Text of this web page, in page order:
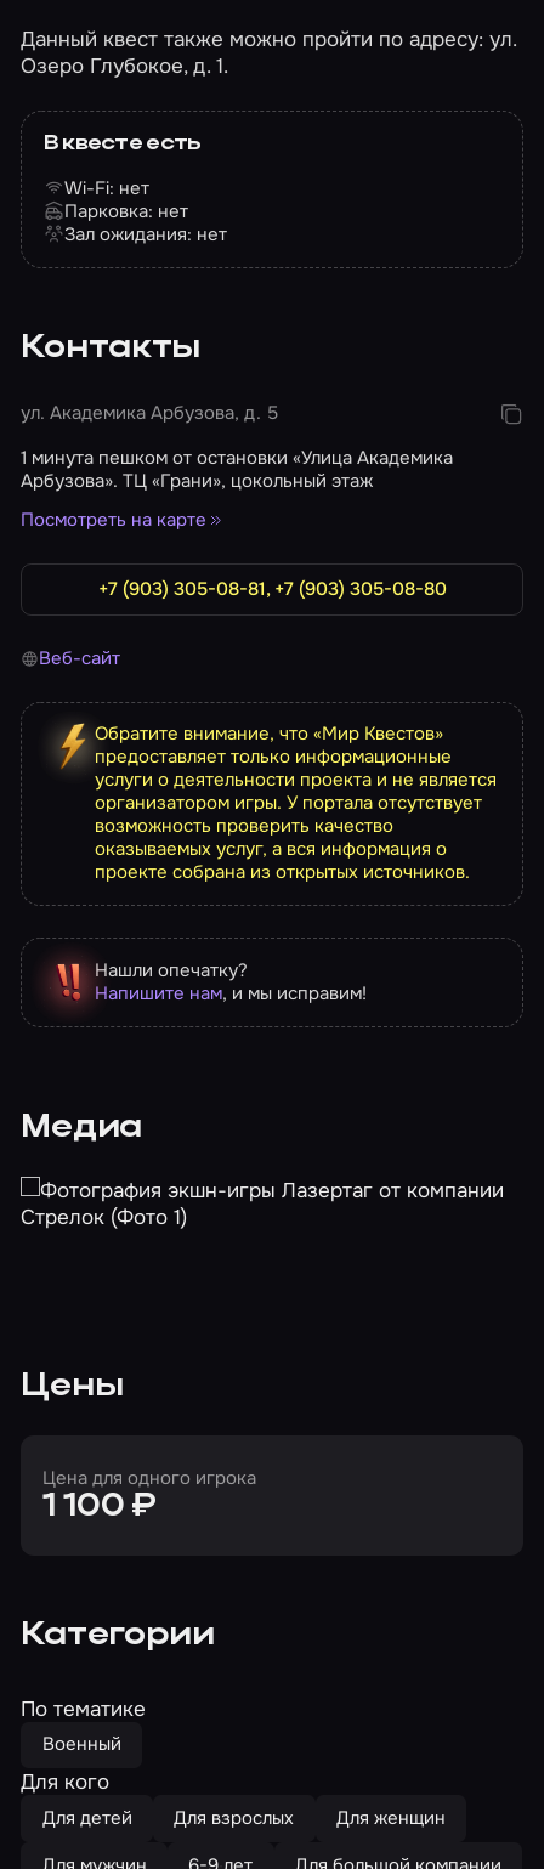
Данный квест также можно пройти по адресу: ул.
Озеро Глубокое, д. 1.
В квесте есть
Wi-Fi: нет
Парковка: нет
Зал ожидания: нет
Контакты
ул. Академика Арбузова, д. 5
1 минута пешком от остановки «Улица Академика
Арбузова». ТЦ «Грани», цокольный этаж
Посмотреть на карте
+7 (903) 305-08-81, +7 (903) 305-08-80
Веб-сайт
Обратите внимание, что «Мир Квестов»
предоставляет только информационные
услуги о деятельности проекта и не является
организатором игры. У портала отсутствует
возможность проверить качество
оказываемых услуг, а вся информация о
проекте собрана из открытых источников.
Нашли опечатку?
Напишите нам, и мы исправим!
Медиа
Цены
Цена для одного игрока
1 100 ₽
Категории
По тематике
Военный
Для кого
Для детей Для взрослых
Для женщин